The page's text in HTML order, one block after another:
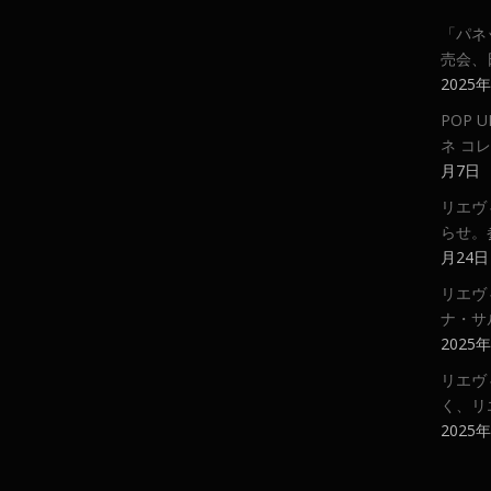
「パ
売会、
2025
POP
ネ コ
月7日
リエ
らせ
月24日
リエ
ナ・サ
2025
リエ
く、
2025